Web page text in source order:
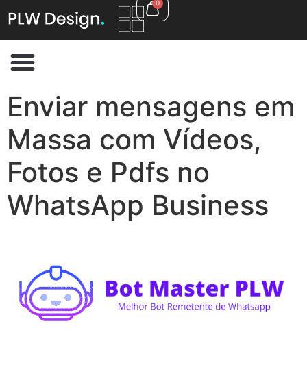
0
Enviar mensagens em
Massa com Vídeos,
Fotos e Pdfs no
WhatsApp Business